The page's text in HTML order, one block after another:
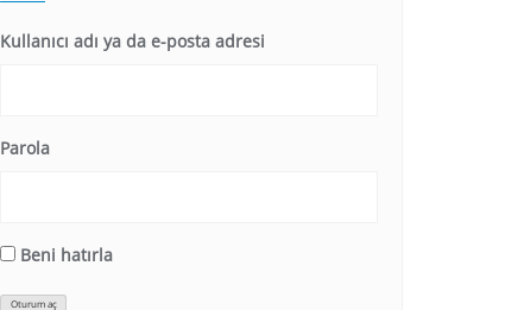
Kullanıcı adı ya da e-posta adresi
Parola
Beni hatırla
Oturum aç